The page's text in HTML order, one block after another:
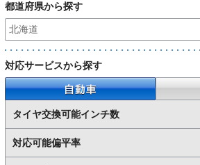
都道府県から探す
対応サービスから探す
自動車
タイヤ交換可能インチ数
対応可能偏平率